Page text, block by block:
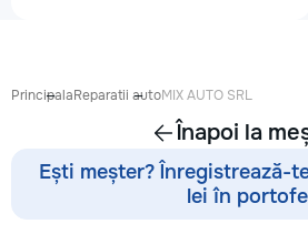
PrincipalaReparatii autoMIX AUTO SRL
Înapoi la
Ești meșter? Înregistrează-
lei în